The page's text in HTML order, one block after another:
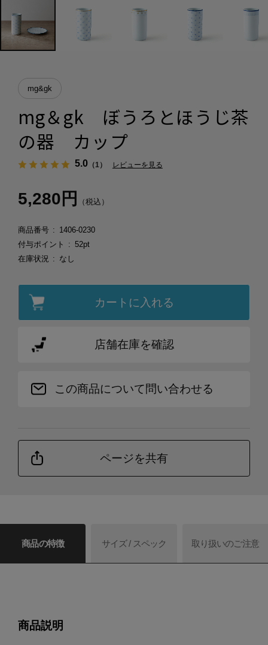
mg&gk
mg＆gk ぼうろとほうじ茶
の器 カップ
5.0（1） レビューを見る
5,280円 （税込）
商品番号
1406-0230
付与ポイント
52pt
在庫状況
なし
カートに入れる
店舗在庫を確認
この商品について問い合わせる
ページを共有
商品の特徴 サイズ / スペック 取り扱いのご注意
商品説明